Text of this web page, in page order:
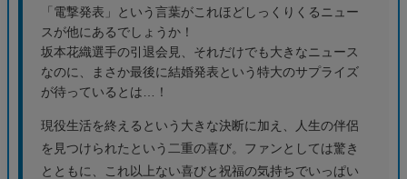
「電撃発表」という言葉がこれほどしっくりくるニュー
スが他にあるでしょうか！
坂本花織選手の引退会見、それだけでも大きなニュース
なのに、まさか最後に結婚発表という特大のサプライズ
が待っているとは…！
現役生活を終えるという大きな決断に加え、人生の伴侶
を見つけられたという二重の喜び。ファンとしては驚き
とともに、これ以上ない喜びと祝福の気持ちでいっぱい